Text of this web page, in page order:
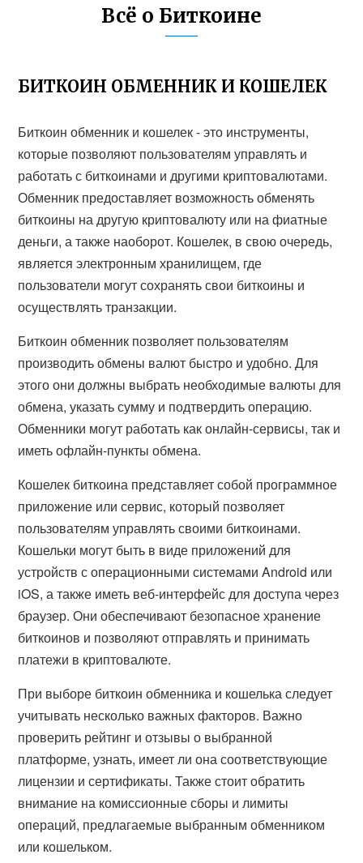
Всё о Биткоине
БИТКОИН ОБМЕННИК И КОШЕЛЕК
Биткоин обменник и кошелек - это инструменты,
которые позволяют пользователям управлять и
работать с биткоинами и другими криптовалютами.
Обменник предоставляет возможность обменять
биткоины на другую криптовалюту или на фиатные
деньги, а также наоборот. Кошелек, в свою очередь,
является электронным хранилищем, где
пользователи могут сохранять свои биткоины и
осуществлять транзакции.
Биткоин обменник позволяет пользователям
производить обмены валют быстро и удобно. Для
этого они должны выбрать необходимые валюты для
обмена, указать сумму и подтвердить операцию.
Обменники могут работать как онлайн-сервисы, так и
иметь офлайн-пункты обмена.
Кошелек биткоина представляет собой программное
приложение или сервис, который позволяет
пользователям управлять своими биткоинами.
Кошельки могут быть в виде приложений для
устройств с операционными системами Android или
iOS, а также иметь веб-интерфейс для доступа через
браузер. Они обеспечивают безопасное хранение
биткоинов и позволяют отправлять и принимать
платежи в криптовалюте.
При выборе биткоин обменника и кошелька следует
учитывать несколько важных факторов. Важно
проверить рейтинг и отзывы о выбранной
платформе, узнать, имеет ли она соответствующие
лицензии и сертификаты. Также стоит обратить
внимание на комиссионные сборы и лимиты
операций, предлагаемые выбранным обменником
или кошельком.